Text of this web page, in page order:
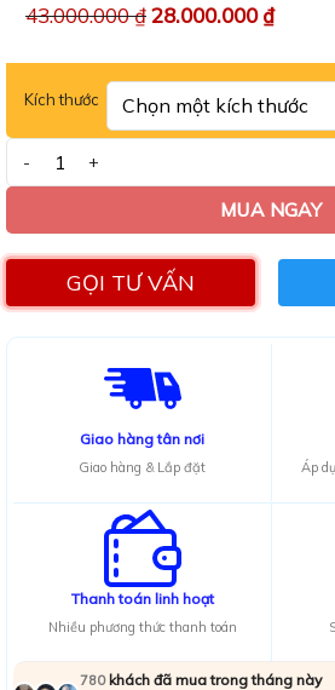
hạng
5
43.000.000₫28.000.000₫
Kích thước
Sofa góc chữ L bọc da Adora cao cấp
MUA NGAY
GỌI TƯ VẤN
Giao hàng tân nơi
Giao hàng & Lắp đặt Áp
Thanh toán linh hoạt
Nhiều phương thức thanh toán
780khách đã mua trong tháng này